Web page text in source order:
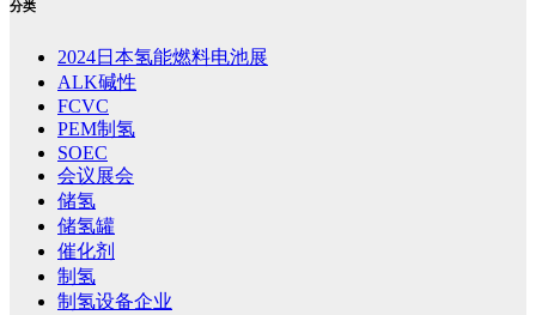
分类
2024日本氢能燃料电池展
ALK碱性
FCVC
PEM制氢
SOEC
会议展会
储氢
储氢罐
催化剂
制氢
制氢设备企业